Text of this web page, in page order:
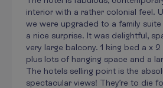
interior with a rather colonial feel.
we were upgraded to a family
a nice surprise. It was delightful,
very large balcony. 1 king bed a x 2
plus lots of hanging space and a
The hotels selling point is the
spectacular views! They’re to die